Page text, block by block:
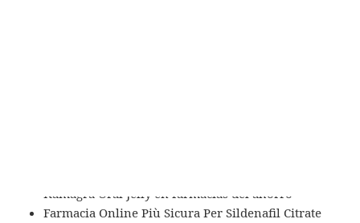
Kamagra Oral Jelly en farmacias del ahorro
Farmacia Online Più Sicura Per Sildenafil Citrate